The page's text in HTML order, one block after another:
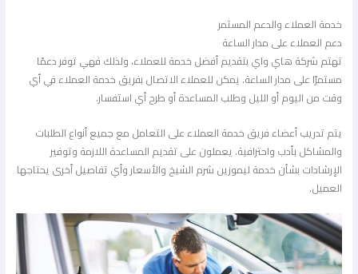
خدمة العملاء والدعم المستمر
دعم العملاء على مدار الساعة
تهتم شركة هاي واي بتقديم أفضل خدمة للعملاء، ولذلك فهي توفر دعمًا
مستمرًا على مدار الساعة. يمكن للعملاء الاتصال بفريق خدمة العملاء في أي
وقت من اليوم أو الليل وطلب المساعدة أو طرح أي استفسار.
يتم تدريب أعضاء فريق خدمة العملاء على التعامل مع جميع أنواع الطلبات
والمشاكل بأدب واحترافية. يعملون على تقديم المساعدة اللازمة وتوفير
الإرشادات بشأن خدمة ليموزين شرم الشيخ والأسعار وأي تفاصيل أخرى يحتاجها
العميل.